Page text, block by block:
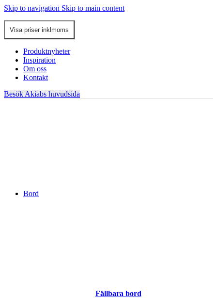
Skip to navigation Skip to main content
Produktnyheter
Inspiration
Om oss
Kontakt
Besök Akiabs huvudsida
Bord
Fällbara bord